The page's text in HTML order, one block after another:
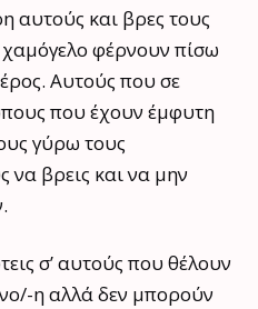
αυτούς και βρες τους
φέρνουν πίσω
Αυτούς που σε
που έχουν έμφυτη
γύρω τους
να βρεις και να μην
σ’ αυτούς που θέλουν
η αλλά δεν μπορούν